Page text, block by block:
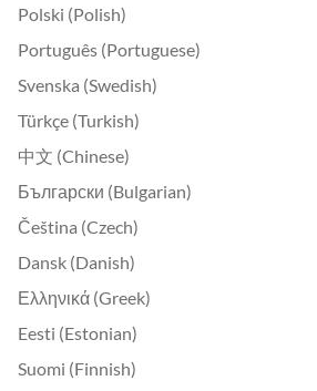
Polski (Polish)
Português (Portuguese)
Svenska (Swedish)
Türkçe (Turkish)
中文 (Chinese)
Български (Bulgarian)
Čeština (Czech)
Dansk (Danish)
Ελληνικά (Greek)
Eesti (Estonian)
Suomi (Finnish)